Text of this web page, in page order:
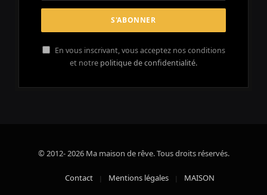
En vous inscrivant, vous acceptez nos conditions
et notre politique de confidentialité.
© 2012- 2026 Ma maison de rêve. Tous droits réservés.
Contact Mentions légales MAISON